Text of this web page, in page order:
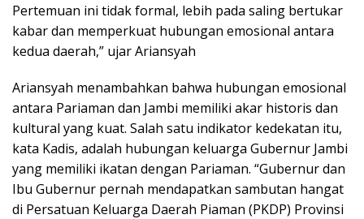
Pertemuan ini tidak formal, lebih pada saling bertukar
kabar dan memperkuat hubungan emosional antara
kedua daerah,” ujar Ariansyah
Ariansyah menambahkan bahwa hubungan emosional
antara Pariaman dan Jambi memiliki akar historis dan
kultural yang kuat. Salah satu indikator kedekatan itu,
kata Kadis, adalah hubungan keluarga Gubernur Jambi
yang memiliki ikatan dengan Pariaman. “Gubernur dan
Ibu Gubernur pernah mendapatkan sambutan hangat
di Persatuan Keluarga Daerah Piaman (PKDP) Provinsi